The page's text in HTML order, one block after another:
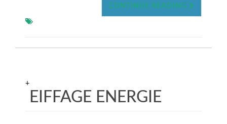
CONTINUE READING
+
EIFFAGE ENERGIE